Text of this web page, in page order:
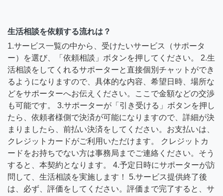
生活相談を依頼する流れは？
1.サービス一覧の中から、受けたいサービス（サポータ
ー）を選び、「依頼相談」ボタンを押してください。 2.生
活相談をしてくれるサポーターと直接個別チャットができ
るようになりますので、具体的な内容、希望日時、場所な
どをサポーターへお伝えください。ここで金額などの交渉
も可能です。 3.サポーターが「引き受ける」ボタンを押し
たら、依頼者様側で決済が可能になりますので、詳細が決
まりましたら、前払い決済をしてください。お支払いは、
クレジットカードがご利用いただけます。 クレジットカ
ードをお持ちでない方は事務局までご連絡ください。そう
すると、本契約となります。 4.予定日時にサポーターが訪
問して、生活相談を実施します！ 5.サービス提供終了後
は、必ず、評価をしてください。評価まで完了すると、サ